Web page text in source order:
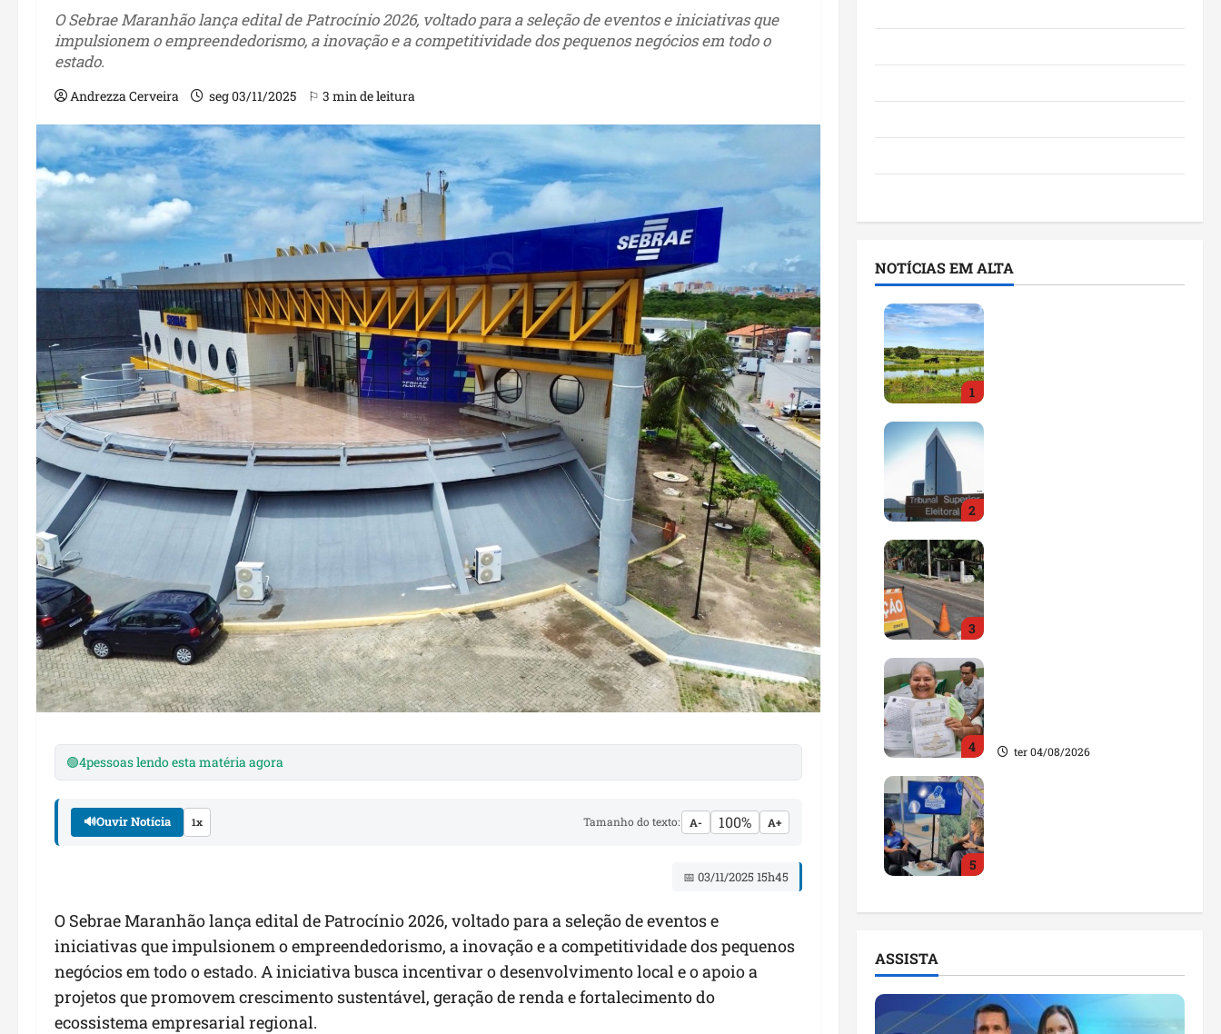
O Sebrae Maranhão lança edital de Patrocínio 2026, voltado para a seleção de eventos e iniciativas que
impulsionem o empreendedorismo, a inovação e a competitividade dos pequenos negócios em todo o
estado.
Andrezza Cerveira seg 03/11/2025 ⚐ 3 min de leitura
🟢4pessoas lendo esta matéria agora
🔊Ouvir Notícia 1x Tamanho do texto: A- 100% A+
📅 03/11/2025 15h45
O Sebrae Maranhão lança edital de Patrocínio 2026, voltado para a seleção de eventos e
iniciativas que impulsionem o empreendedorismo, a inovação e a competitividade dos pequenos
negócios em todo o estado. A iniciativa busca incentivar o desenvolvimento local e o apoio a
projetos que promovem crescimento sustentável, geração de renda e fortalecimento do
ecossistema empresarial regional.
NOTÍCIAS EM ALTA
1
2
3
4 ter 04/08/2026
5
ASSISTA